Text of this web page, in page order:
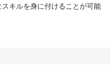
キルを身に付けることが可能